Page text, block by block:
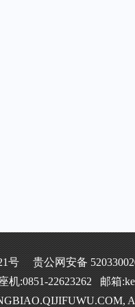
号
贵公网安备
机:0851-22623262 邮箱